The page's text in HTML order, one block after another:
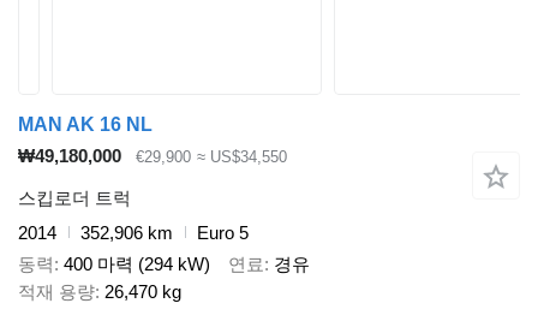
MAN AK 16 NL
₩49,180,000
€29,900 ≈ US$34,550
스킵로더 트럭
2014
352,906 km
Euro 5
동력 400 마력 (294 kW) 연료
경유
적재 용량 26,470 kg